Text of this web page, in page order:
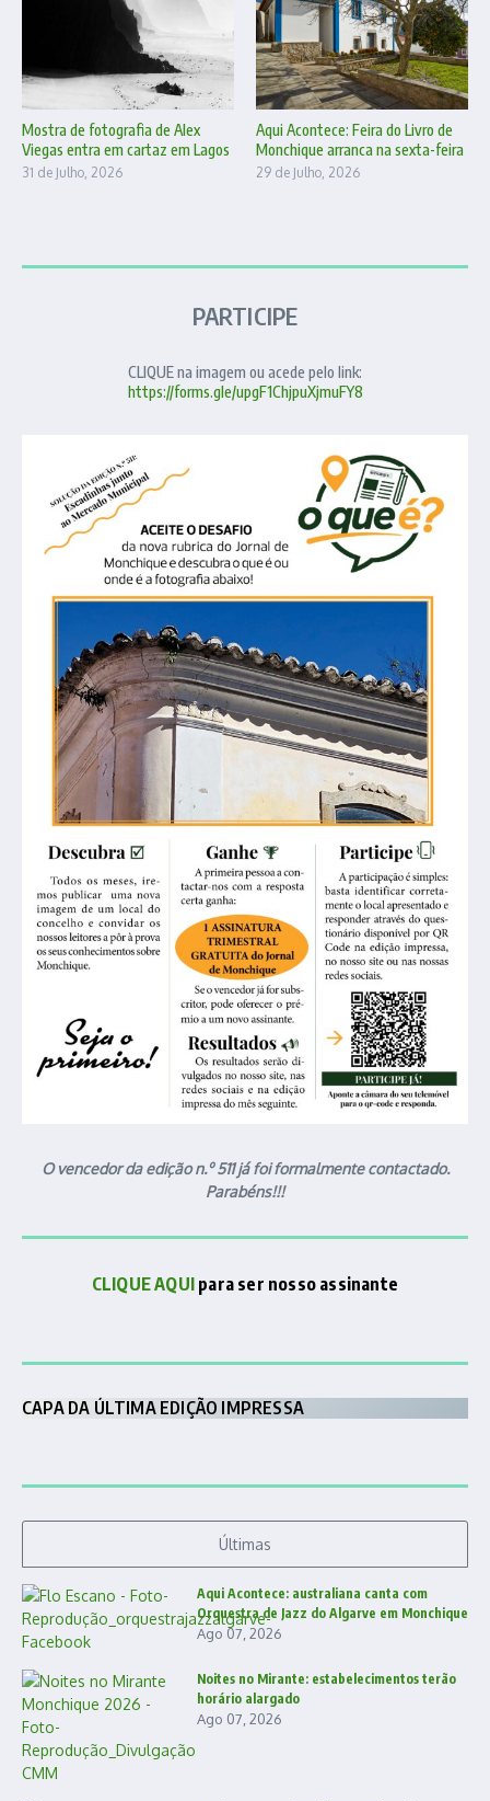
Mostra de fotografia de Alex
Viegas entra em cartaz em Lagos
31 de Julho, 2026
Aqui Acontece: Feira do Livro de
Monchique arranca na sexta-feira
29 de Julho, 2026
PARTICIPE
CLIQUE na imagem ou acede pelo link:
https://forms.gle/upgF1ChjpuXjmuFY8
O vencedor da edição n.º 511 já foi formalmente contactado.
Parabéns!!!
CLIQUE AQUI para ser nosso assinante
CAPA DA ÚLTIMA EDIÇÃO IMPRESSA
Últimas
Aqui Acontece: australiana canta com
Orquestra de Jazz do Algarve em Monchique
Ago 07, 2026
Noites no Mirante: estabelecimentos terão
horário alargado
Ago 07, 2026